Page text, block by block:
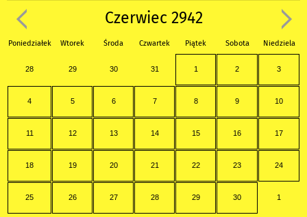
Czerwiec 2942
Poniedziałek Wtorek Środa Czwartek Piątek Sobota Niedziela
28 29 30 31 1 2 3
4 5 6 7 8 9 10
11 12 13 14 15 16 17
18 19 20 21 22 23 24
25 26 27 28 29 30 1